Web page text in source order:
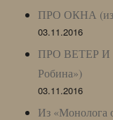
ПРО ОКНА (из
03.11.2016
ПРО ВЕТЕР И
Робина»)
03.11.2016
Из «Монолога